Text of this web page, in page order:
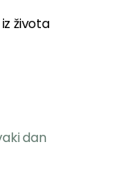
života
dan